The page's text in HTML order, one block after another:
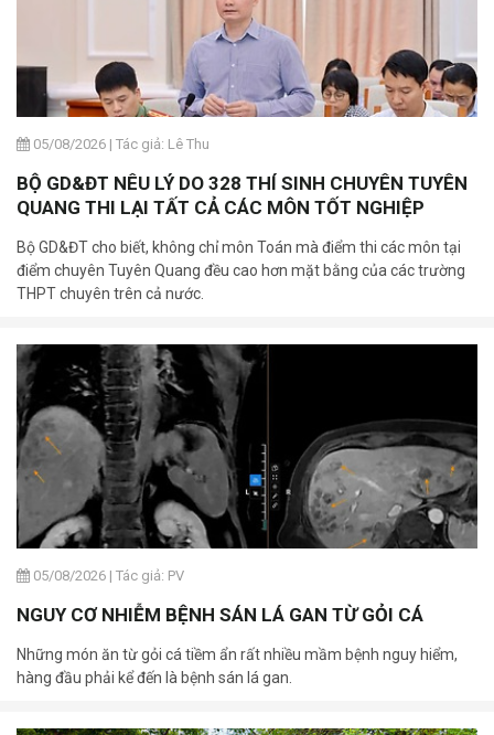
05/08/2026 | Tác giả: Lê Thu
BỘ GD&ĐT NÊU LÝ DO 328 THÍ SINH CHUYÊN TUYÊN
QUANG THI LẠI TẤT CẢ CÁC MÔN TỐT NGHIỆP
Bộ GD&ĐT cho biết, không chỉ môn Toán mà điểm thi các môn tại
điểm chuyên Tuyên Quang đều cao hơn mặt bằng của các trường
THPT chuyên trên cả nước.
05/08/2026 | Tác giả: PV
NGUY CƠ NHIỄM BỆNH SÁN LÁ GAN TỪ GỎI CÁ
Những món ăn từ gỏi cá tiềm ẩn rất nhiều mầm bệnh nguy hiểm,
hàng đầu phải kể đến là bệnh sán lá gan.